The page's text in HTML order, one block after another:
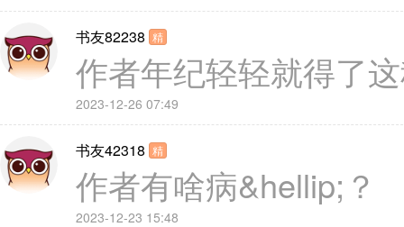
书友82238 精
作者年纪轻轻就得了
2023-12-26 07:49
书友42318 精
作者有啥病&hellip;？
2023-12-23 15:48